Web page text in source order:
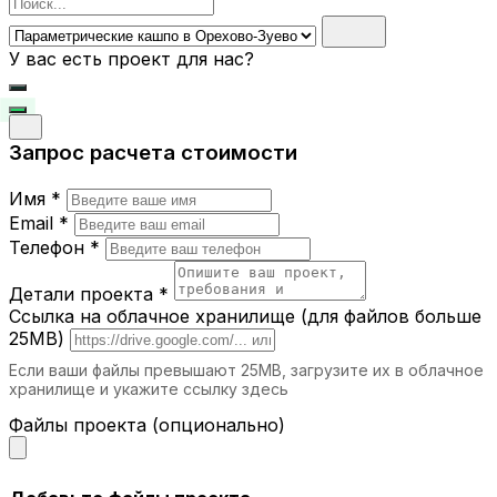
Где можно использовать
параметрические кашпо?
подчеркните стиль вашего рабочего
пространства.
Рестораны и кафе.Уникальные кашпо
помогут создать атмосферу уюта для
гостей.
Торговые центры. Зонируйте
пространство или украсьте входные
зоны.
Парки и сады.Впишите современный
дизайн в природную среду.
Почему выбирают iParametric?
Индивидуальный дизайн.
У вас есть проект для нас?
Запрос расчета стоимости
Имя *
Email *
Телефон *
Детали проекта *
Ссылка на облачное хранилище (для файлов больше
25MB)
Если ваши файлы превышают 25MB, загрузите их в облачное
хранилище и укажите ссылку здесь
Файлы проекта (опционально)